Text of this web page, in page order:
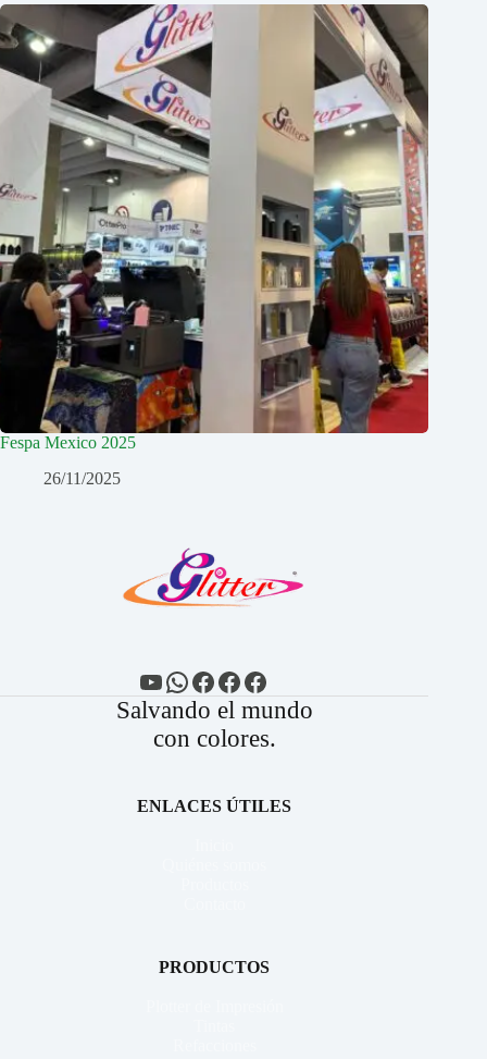
Fespa Mexico 2025
26/11/2025
YouTube
WhatsApp
Facebook
Facebook
Facebook
Salvando el mundo
con colores.
ENLACES ÚTILES
PRODUCTOS